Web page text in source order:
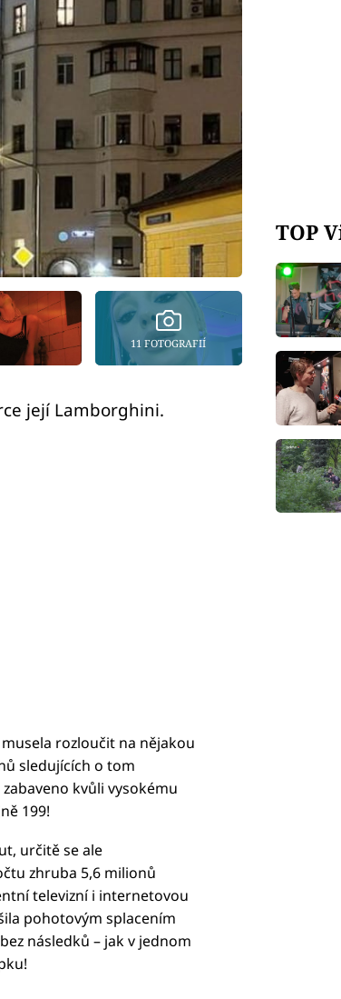
11 FOTOGRAFIÍ
její Lamborghini.
rozloučit na nějakou
sledujících o tom
kvůli vysokému
199!
určitě se ale
zhruba 5,6 milionů
televizní i internetovou
pohotovým splacením
následků – jak v jednom
TOP